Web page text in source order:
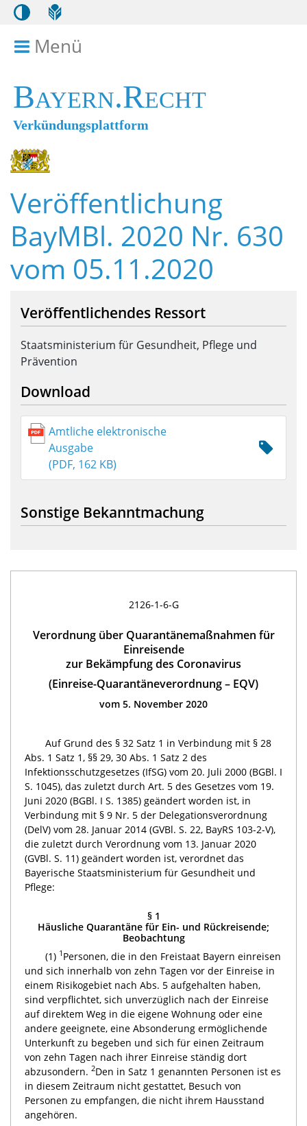
Menü
Bayern.Recht
Verkündungsplattform
Veröffentlichung
BayMBl. 2020 Nr. 630
vom 05.11.2020
Veröffentlichendes Ressort
Staatsministerium für Gesundheit, Pflege und
Prävention
Download
Amtliche elektronische
Ausgabe
(PDF, 162 KB)
Sonstige Bekanntmachung
2126-1-6-G
Verordnung über Quarantänemaßnahmen für
Einreisende
zur Bekämpfung des Coronavirus
(Einreise-Quarantäneverordnung – EQV)
vom 5. November 2020
Auf Grund des § 32 Satz 1 in Verbindung mit § 28
Abs. 1 Satz 1, §§ 29, 30 Abs. 1 Satz 2 des
Infektionsschutzgesetzes (IfSG) vom 20. Juli 2000 (BGBl. I
S. 1045), das zuletzt durch Art. 5 des Gesetzes vom 19.
Juni 2020 (BGBl. I S. 1385) geändert worden ist, in
Verbindung mit § 9 Nr. 5 der Delegationsverordnung
(DelV) vom 28. Januar 2014 (GVBl. S. 22, BayRS 103-2-V),
die zuletzt durch Verordnung vom 13. Januar 2020
(GVBl. S. 11) geändert worden ist, verordnet das
Bayerische Staatsministerium für Gesundheit und
Pflege:
§ 1
Häusliche Quarantäne für Ein- und Rückreisende;
Beobachtung
(1) 1 Personen, die in den Freistaat Bayern einreisen
und sich innerhalb von zehn Tagen vor der Einreise in
einem Risikogebiet nach Abs. 5 aufgehalten haben,
sind verpflichtet, sich unverzüglich nach der Einreise
auf direktem Weg in die eigene Wohnung oder eine
andere geeignete, eine Absonderung ermöglichende
Unterkunft zu begeben und sich für einen Zeitraum
von zehn Tagen nach ihrer Einreise ständig dort
abzusondern. 2Den in Satz 1 genannten Personen ist es
in diesem Zeitraum nicht gestattet, Besuch von
Personen zu empfangen, die nicht ihrem Hausstand
angehören.